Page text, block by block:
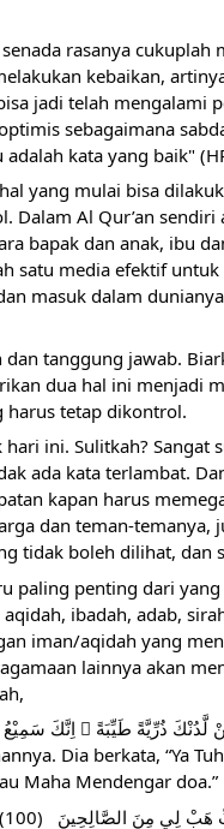
rasanya cukuplah
kebaikan,
jadi telah mengalami
sebagaimana
kata yang baik"
yang mulai bisa
Dalam Al Qur’an
bapak dan anak, ibu
satu media efektif
masuk dalam
tanggung jawab.
dua hal ini menjadi
harus tetap dikontrol.
ini. Sulitkah? Sangat
ada kata terlambat.
kapan harus
dan teman-temanya,
tidak boleh dilihat, dan
paling penting dari
ibadah, adab,
iman/aqidah yang
lainnya akan
Dia berkata, “Ya
Maha Mendengar doa.”